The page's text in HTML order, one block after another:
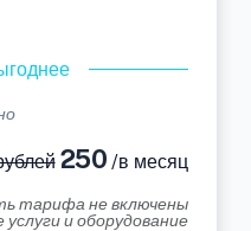
250 /в месяц
тарифа не включены
и оборудование